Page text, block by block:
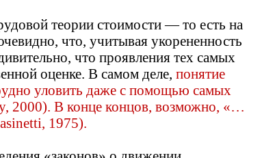
теории стоимости — то есть на
что, учитывая укорененность
что проявления тех самых
оценке. В самом деле, понятие
уловить даже с помощью самых
2000). В конце концов, возможно, «…
1975).